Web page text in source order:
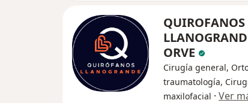
QUIROFANOS
ORVE
Cirugía general,
traumatología,
maxilofacial · Ver